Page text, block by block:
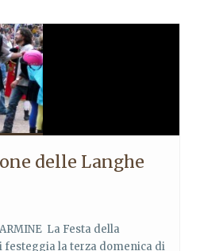
delle Langhe
La Festa della
festeggia la terza domenica di